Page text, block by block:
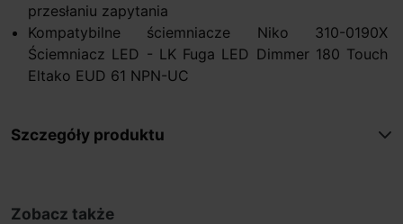
przesłaniu zapytania
Kompatybilne ściemniacze Niko 310-0190X
Ściemniacz LED - LK Fuga LED Dimmer 180 Touch
Eltako EUD 61 NPN-UC
Szczegóły produktu
Zobacz także